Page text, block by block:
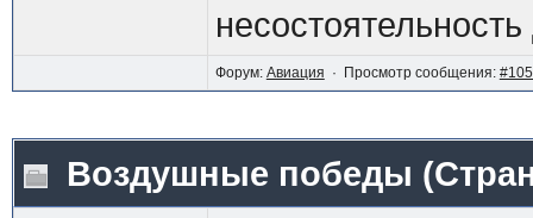
Форум: Авиация · Просмотр сообщения:
Воздушные победы